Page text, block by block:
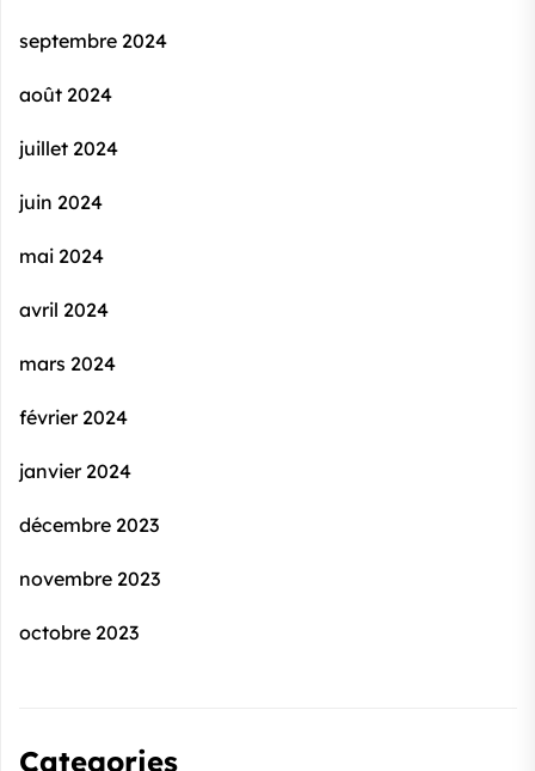
septembre 2024
août 2024
juillet 2024
juin 2024
mai 2024
avril 2024
mars 2024
février 2024
janvier 2024
décembre 2023
novembre 2023
octobre 2023
Categories